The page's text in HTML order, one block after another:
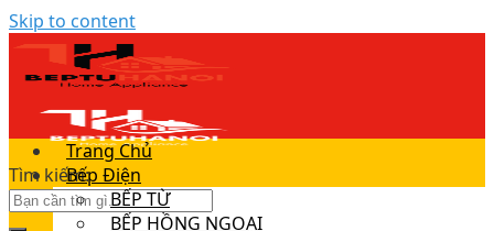
Skip to content
Tìm kiếm:
Trang Chủ
Bếp Điện
BẾP TỪ
BẾP HỒNG NGOẠI